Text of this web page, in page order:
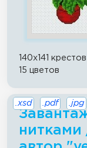
140x141 крестов
15 цветов
нитками
.xsd .pdf .jpg